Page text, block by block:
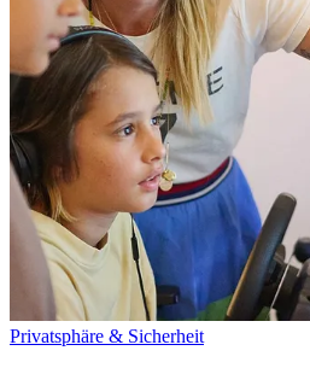
Privatsphäre & Sicherheit